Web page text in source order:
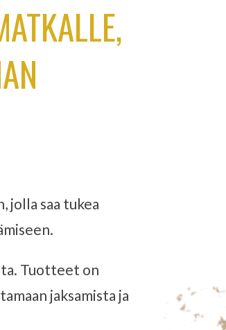
jolla saa tukea
Tuotteet on
jaksamista ja